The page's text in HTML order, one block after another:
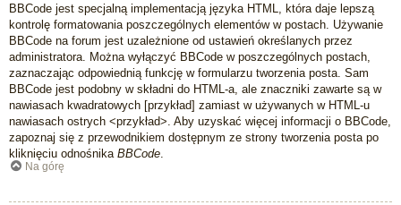
BBCode jest specjalną implementacją języka HTML, która daje lepszą
kontrolę formatowania poszczególnych elementów w postach. Używanie
BBCode na forum jest uzależnione od ustawień określanych przez
administratora. Można wyłączyć BBCode w poszczególnych postach,
zaznaczając odpowiednią funkcję w formularzu tworzenia posta. Sam
BBCode jest podobny w składni do HTML-a, ale znaczniki zawarte są w
nawiasach kwadratowych [przykład] zamiast w używanych w HTML-u
nawiasach ostrych <przykład>. Aby uzyskać więcej informacji o BBCode,
zapoznaj się z przewodnikiem dostępnym ze strony tworzenia posta po
kliknięciu odnośnika BBCode.
Na górę